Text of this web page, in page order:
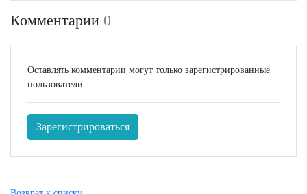
Комментарии 0
Оставлять комментарии могут только зарегистрированные
пользователи.
Зарегистрироваться